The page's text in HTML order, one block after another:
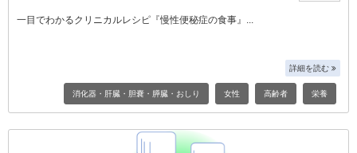
一目でわかるクリニカルレシピ『慢性便秘症の食事』
詳細を読む
消化器・肝臓・胆嚢・膵臓・おしり 女性 高齢者 栄養